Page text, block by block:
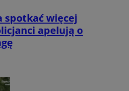
spotkać więcej
apelują o